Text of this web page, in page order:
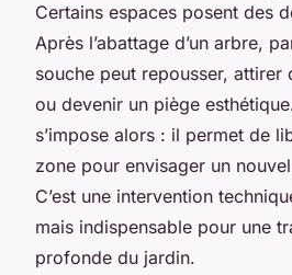
Certains espaces posent des
Après l’abattage d’un arbre,
souche peut repousser, attirer
ou devenir un piège
s’impose alors : il permet de
zone pour envisager un
C’est une intervention
mais indispensable pour une
profonde du jardin.